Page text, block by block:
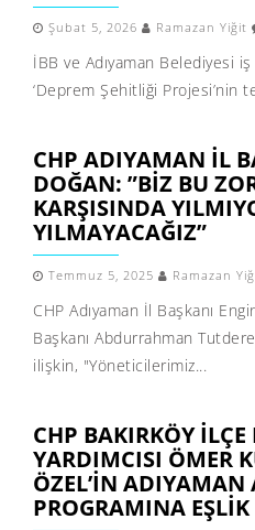
Şubat 5, 2026 Ramazan Yiğit
İBB ve Adıyaman Belediyesi
‘Deprem Şehitliği Projesi’nin
CHP ADIYAMAN İL
DOĞAN: ”BIZ BU
KARŞISINDA
YILMAYACAĞIZ”
Temmuz 5, 2025 Ramazan
CHP Adıyaman İl Başkanı
Başkanı Abdurrahman
ilişkin, "Yöneticilerimiz...
CHP BAKIRKÖY
YARDIMCISI ÖMER
ÖZEL’IN
PROGRAMINA EŞLIK